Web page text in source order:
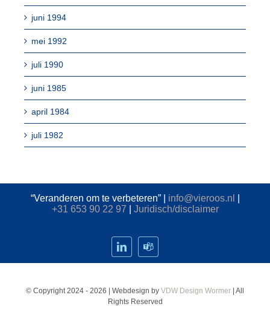
juni 1994
mei 1992
juli 1990
juni 1985
april 1984
juli 1982
“Veranderen om te verbeteren” | info@vieroos.nl
+31 653 90 22 97
Juridisch/disclaimer
© Copyright 2024 - 2026 | Webdesign by VDW Design Wormer | All
Rights Reserved